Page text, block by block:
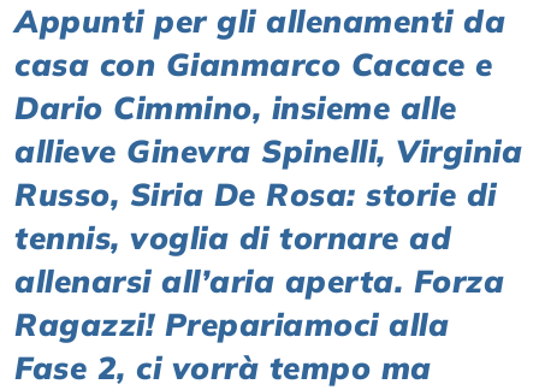
Appunti per gli allenamenti da
casa con Gianmarco Cacace e
Dario Cimmino, insieme alle
allieve Ginevra Spinelli, Virginia
Russo, Siria De Rosa: storie di
tennis, voglia di tornare ad
allenarsi all’aria aperta. Forza
Ragazzi! Prepariamoci alla
Fase 2, ci vorrà tempo ma